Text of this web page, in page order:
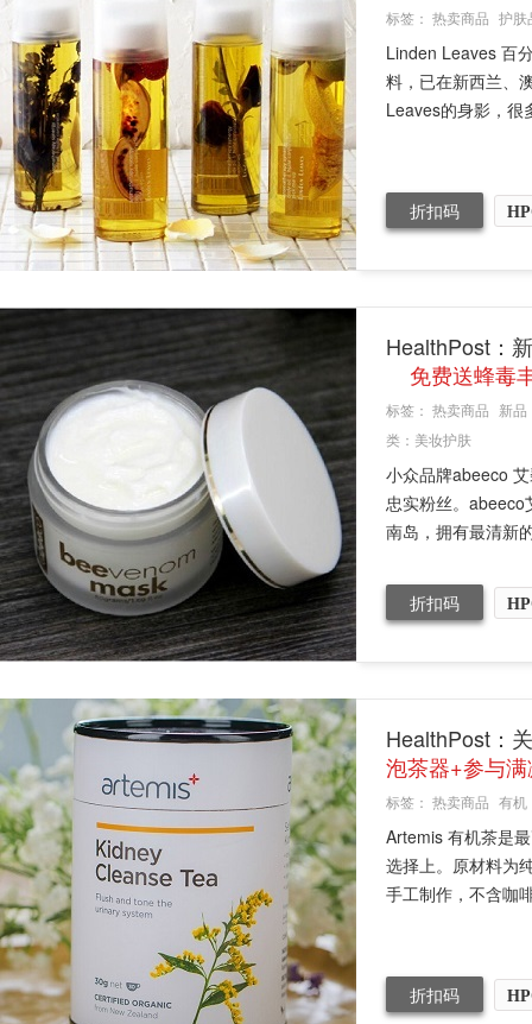
标签： 热卖商品 护肤
Linden Leaves 百
料，已在新西兰、
Leaves的身影，很
折扣码
HealthPost：
免费送蜂毒
标签： 热卖商品 新品
类： 美妆护肤
小众品牌abeeco
忠实粉丝。abeeco
南岛，拥有最清新
折扣码
HealthPost：
泡茶器+参与
标签： 热卖商品 有机
Artemis 有机茶是
选择上。原材料为
手工制作，不含咖
折扣码